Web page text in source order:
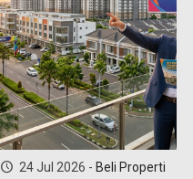
24 Jul 2026 - Beli Properti